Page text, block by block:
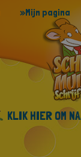
»Mijn pagina
KLIK HIER OM